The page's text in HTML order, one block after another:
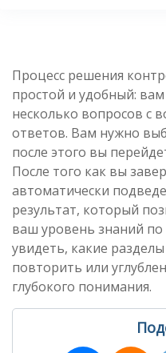
Процесс решения
простой и удобный:
несколько вопросов с
ответов. Вам нужно
после этого вы
После того как вы
автоматически
результат, который
ваш уровень знаний
увидеть, какие
повторить или
глубокого понимания.